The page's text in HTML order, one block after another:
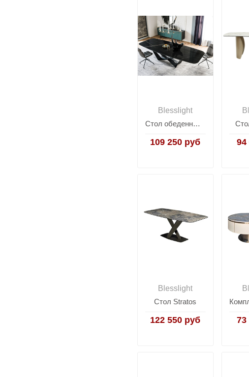
Blesslight
Стол обеденный Scorpio Marble Black
109 250 руб 94
Blesslight
Стол Stratos
122 550 руб 73